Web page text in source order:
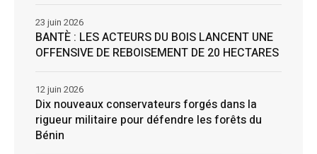
BANTÈ : LES ACTEURS DU BOIS LANCENT UNE
OFFENSIVE DE REBOISEMENT DE 20 HECTARES
23 juin 2026
Dix nouveaux conservateurs forgés dans la
rigueur militaire pour défendre les forêts du
Bénin
12 juin 2026